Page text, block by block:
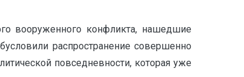
вооруженного конфликта, нашедшие
распространение совершенно
повседневности, которая уже